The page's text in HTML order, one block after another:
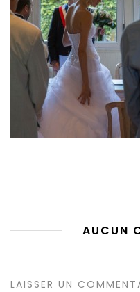
AUCUN
LAISSER UN